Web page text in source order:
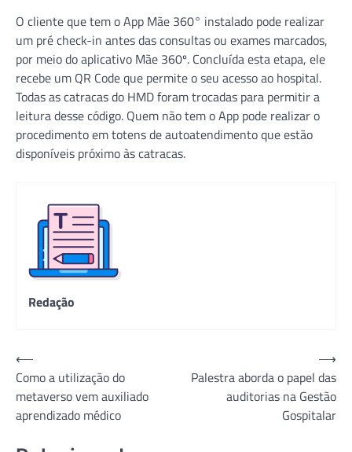
O cliente que tem o App Mãe 360° instalado pode realizar
um pré check-in antes das consultas ou exames marcados,
por meio do aplicativo Mãe 360º. Concluída esta etapa, ele
recebe um QR Code que permite o seu acesso ao hospital.
Todas as catracas do HMD foram trocadas para permitir a
leitura desse código. Quem não tem o App pode realizar o
procedimento em totens de autoatendimento que estão
disponíveis próximo às catracas.
Redação
Navegação
de
Post
⟵
Como a utilização do
metaverso vem auxiliado
aprendizado médico
Palestra aborda o papel das
auditorias na Gestão
Gospitalar
⟶